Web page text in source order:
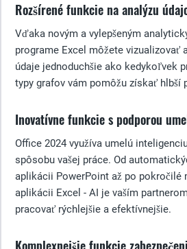
Rozšírené funkcie na analýzu
Vďaka novým a vylepšeným
programe Excel môžete vizualizovať
údaje jednoduchšie ako kedykoľvek
typy grafov vám pomôžu získať hlbší
Inovatívne funkcie s podporou
Office 2024 využíva umelú
spôsobu vašej práce. Od
aplikácii PowerPoint až po pokročilé
aplikácii Excel - AI je vaším
pracovať rýchlejšie a efektívnejšie.